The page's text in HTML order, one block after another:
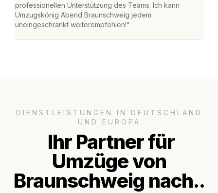
professionellen Unterstützung des Teams. Ich kann
Umzugskönig Abend Braunschweig jedem
uneingeschränkt weiterempfehlen!"
DIENSTLEISTUNGEN IN DEUTSCHLAND
UND EUROPA
Ihr Partner für
Umzüge von
Braunschweig nach..